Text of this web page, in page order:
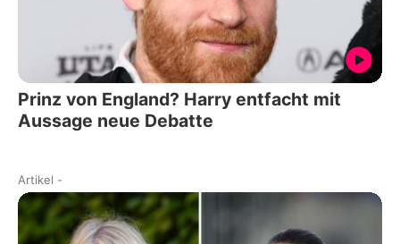
Prinz von England? Harry entfacht mit
Aussage neue Debatte
Artikel -